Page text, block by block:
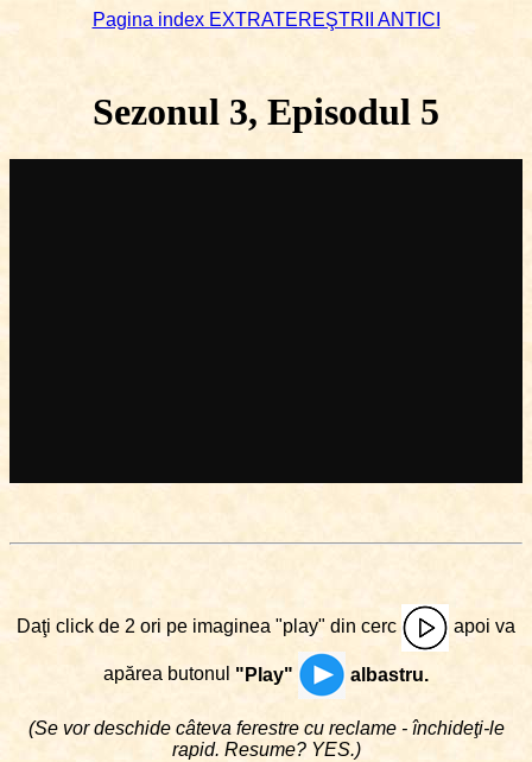
Pagina index EXTRATEREŞTRII ANTICI
Sezonul 3, Episodul 5
Daţi click de 2 ori pe imaginea "play" din cerc apoi va
apărea butonul "Play" albastru.
(Se vor deschide câteva ferestre cu reclame - închideţi-le
rapid. Resume? YES.)